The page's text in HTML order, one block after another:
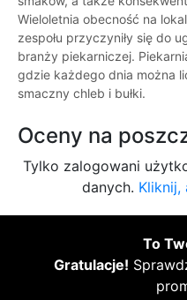
Wieloletnia obecność na
zespołu przyczyniły się do
branży piekarniczej.
gdzie każdego dnia można
smaczny chleb i bułki.
Oceny na
Tylko zalogowani
danych. Kliknij,
To
Gratulacje!